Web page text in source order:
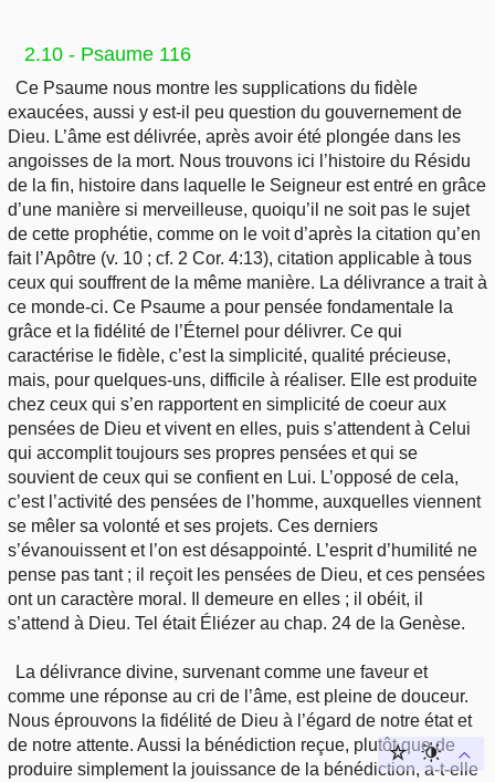
2.10 - Psaume 116
Ce Psaume nous montre les supplications du fidèle
exaucées, aussi y est-il peu question du gouvernement de
Dieu. L’âme est délivrée, après avoir été plongée dans les
angoisses de la mort. Nous trouvons ici l’histoire du Résidu
de la fin, histoire dans laquelle le Seigneur est entré en grâce
d’une manière si merveilleuse, quoiqu’il ne soit pas le sujet
de cette prophétie, comme on le voit d’après la citation qu’en
fait l’Apôtre (v. 10 ; cf. 2 Cor. 4:13), citation applicable à tous
ceux qui souffrent de la même manière. La délivrance a trait à
ce monde-ci. Ce Psaume a pour pensée fondamentale la
grâce et la fidélité de l’Éternel pour délivrer. Ce qui
caractérise le fidèle, c’est la simplicité, qualité précieuse,
mais, pour quelques-uns, difficile à réaliser. Elle est produite
chez ceux qui s’en rapportent en simplicité de coeur aux
pensées de Dieu et vivent en elles, puis s’attendent à Celui
qui accomplit toujours ses propres pensées et qui se
souvient de ceux qui se confient en Lui. L’opposé de cela,
c’est l’activité des pensées de l’homme, auxquelles viennent
se mêler sa volonté et ses projets. Ces derniers
s’évanouissent et l’on est désappointé. L’esprit d’humilité ne
pense pas tant ; il reçoit les pensées de Dieu, et ces pensées
ont un caractère moral. Il demeure en elles ; il obéit, il
s’attend à Dieu. Tel était Éliézer au chap. 24 de la Genèse.
La délivrance divine, survenant comme une faveur et
comme une réponse au cri de l’âme, est pleine de douceur.
Nous éprouvons la fidélité de Dieu à l’égard de notre état et
de notre attente. Aussi la bénédiction reçue, plutôt que de
produire simplement la jouissance de la bénédiction, a-t-elle